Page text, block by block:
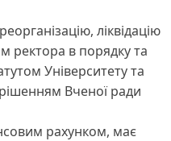
ліквідацію
ректора в порядку та
Університету та
Вченої ради
рахунком, має